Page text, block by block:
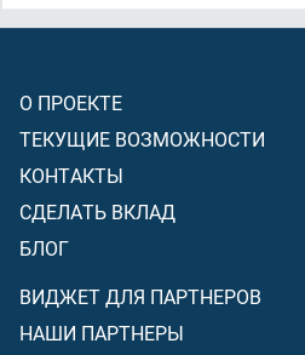
О ПРОЕКТЕ
ТЕКУЩИЕ ВОЗМОЖНОСТИ
КОНТАКТЫ
СДЕЛАТЬ ВКЛАД
БЛОГ
ВИДЖЕТ ДЛЯ ПАРТНЕРОВ
НАШИ ПАРТНЕРЫ